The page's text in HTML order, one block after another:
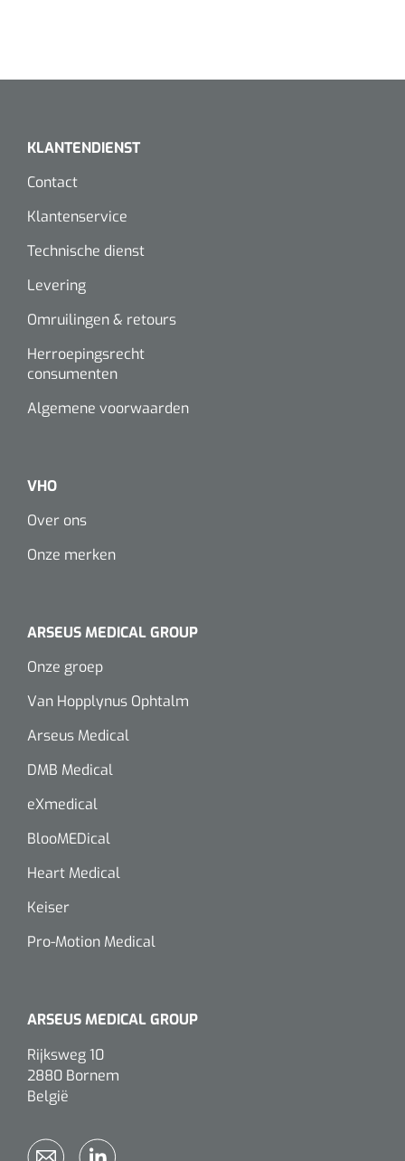
KLANTENDIENST
Contact
Klantenservice
Technische dienst
Levering
Omruilingen & retours
Herroepingsrecht
consumenten
Algemene voorwaarden
VHO
Over ons
Onze merken
ARSEUS MEDICAL GROUP
Onze groep
Van Hopplynus Ophtalm
Arseus Medical
DMB Medical
eXmedical
BlooMEDical
Heart Medical
Keiser
Pro-Motion Medical
ARSEUS MEDICAL GROUP
Rijksweg 10
2880 Bornem
België